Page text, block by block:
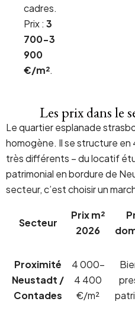
cadres.
Prix : 3
700-3
900
€/m².
Les prix dans le
Le quartier esplanade
homogène. Il se structure
très différents – du locatif
patrimonial en bordure de
secteur, c’est choisir un
Secteur
Prix m²
2026
Proximité
Neustadt /
Contades
4 000–
4 400
€/m²